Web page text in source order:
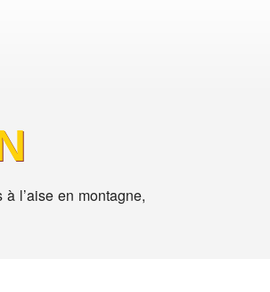
l’aise en montagne,